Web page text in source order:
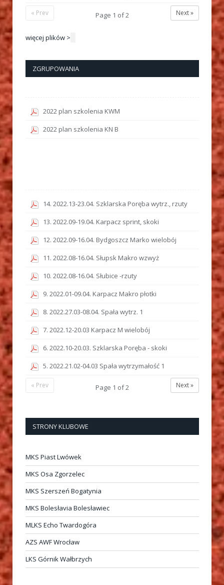
Next »
Page 1 of2
« Prev
więcej plików >
ZGRUPOWANIA
2022 plan szkolenia KWM
2022 plan szkolenia KN B
14. 2022.13-23.04. Szklarska Poręba wytrz., rzuty
13. 2022.09-19.04. Karpacz sprint, skoki
12. 2022.09-16.04. Bydgoszcz Marko wielobój
11. 2022.08-16.04. Słupsk Makro wzwyż
10. 2022.08-16.04. Słubice -rzuty
9. 2022.01-09.04. Karpacz Makro płotki
8. 2022.27.03-08.04. Spała wytrz. 1
7. 2022.12-20.03 Karpacz M wielobój
6. 2022.10-20.03. Szklarska Poręba - skoki
5. 2022.21.02-04.03 Spała wytrzymałość 1
Next »
Page 1 of2
« Prev
STRONY KLUBOWE
MKS Piast Lwówek
MKS Osa Zgorzelec
MKS Szerszeń Bogatynia
MKS Bolesłavia Bolesławiec
MLKS Echo Twardogóra
AZS AWF Wrocław
LKS Górnik Wałbrzych